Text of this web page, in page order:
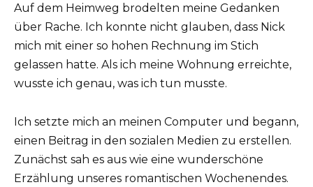
Auf dem Heimweg brodelten meine Gedanken
über Rache. Ich konnte nicht glauben, dass Nick
mich mit einer so hohen Rechnung im Stich
gelassen hatte. Als ich meine Wohnung erreichte,
wusste ich genau, was ich tun musste.
Ich setzte mich an meinen Computer und begann,
einen Beitrag in den sozialen Medien zu erstellen.
Zunächst sah es aus wie eine wunderschöne
Erzählung unseres romantischen Wochenendes.